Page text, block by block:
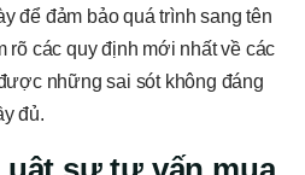
để đảm bảo quá trình sang tên
rõ các quy định mới nhất về các
những sai sót không đáng
đủ.